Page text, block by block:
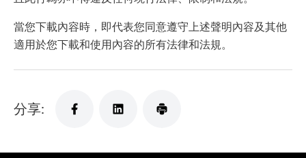
當您下載內容時，即代表您同意遵守上述聲明內容及其他
適用於您下載和使用內容的所有法律和法規。
分享: